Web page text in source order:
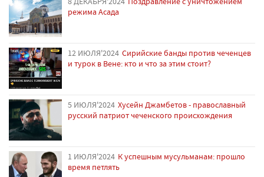
режима Асада
12 ИЮЛЯ'2024 Сирийские банды против чеченцев
и турок в Вене: кто и что за этим стоит?
5 ИЮЛЯ'2024 Хусейн Джамбетов - православный
русский патриот чеченского происхождения
1 ИЮЛЯ'2024 К успешным мусульманам: прошло
время петлять